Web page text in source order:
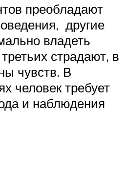
преобладают
другие
владеть
страдают, в
чувств. В
человек требует
и наблюдения